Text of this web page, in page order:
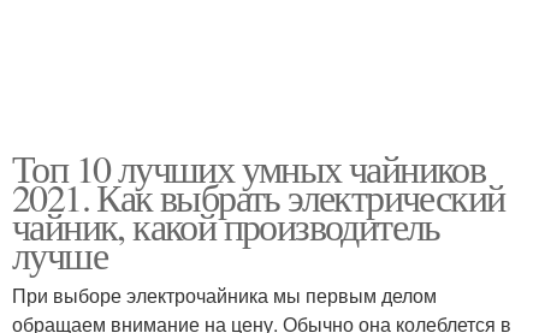
Топ 10 лучших умных чайников
2021. Как выбрать электрический
чайник, какой производитель
лучше
При выборе электрочайника мы первым делом
обращаем внимание на цену. Обычно она колеблется в